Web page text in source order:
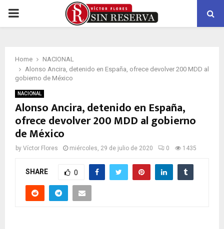
PRIMARY
Home
NACIONAL
Alonso Ancira, detenido en España, ofrece devolver 200 MDD al
gobierno de México
NACIONAL
Alonso Ancira, detenido en España,
ofrece devolver 200 MDD al gobierno
de México
by Víctor Flores miércoles, 29 de julio de 2020 0 1435
SHARE 0